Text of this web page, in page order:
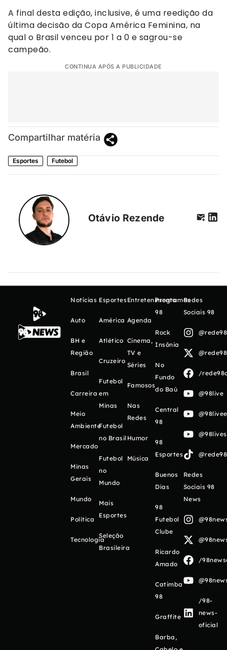
A final desta edição, inclusive, é uma reedição da
última decisão da Copa América Feminina, na
qual o Brasil venceu por 1 a 0 e sagrou-se
campeão.
CONTINUA APÓS A PUBLICIDADE
Compartilhar matéria
Esportes Futebol
Otávio Rezende
Notícias
Auto
BH e
Região
Brasil
Carreira
Meio
Ambiente
Mercado
Minas
Gerais
Mundo
Política
Tecnologia
Esportes
América
Atlético
Cruzeiro
Futebol
em
Minas
Futebol
no Brasil
Futebol
no
Mundo
Mais
Esportes
Seleção
Brasileira
Entretenimento
Agenda
Cinema,
TV e
Séries
Famosos
Nas
Redes
Humor
Música
Programas
98
Rock
Insônia
No
Fundo
do Baú
Central
98
98
Esportes
Buenos
Días
98
Futebol
Clube
Ricardo
Amado
Catimba
98
Graffite
Barba,
Redes
Sociais 98
/
@98live
Redes
Sociais 98
News
/
/98-
news-
oficial